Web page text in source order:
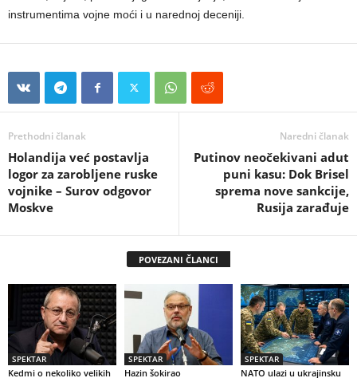
instrumentima vojne moći i u narednoj deceniji.
Prethodni članak
Holandija već postavlja
logor za zarobljene ruske
vojnike – Surov odgovor
Moskve
Naredni članak
Putinov neočekivani adut
puni kasu: Dok Brisel
sprema nove sankcije,
Rusija zarađuje
POVEZANI ČLANCI
SPEKTAR
Kedmi o nekoliko velikih
SPEKTAR
Hazin šokirao
SPEKTAR
NATO ulazi u ukrajinsku